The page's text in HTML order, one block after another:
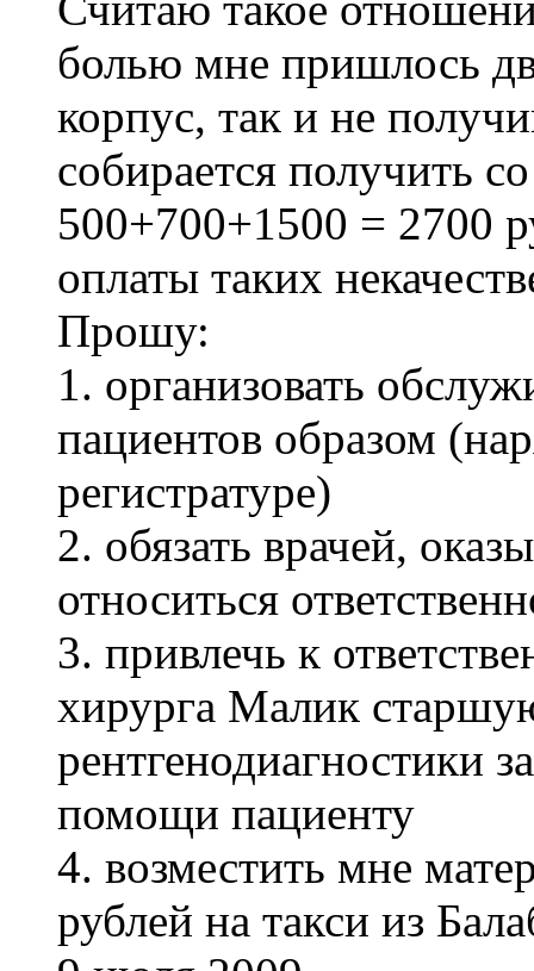
болью мне пришлось
корпус, так и не
собирается получить
500+700+1500 = 2700
оплаты таких
Прошу:
1. организовать
пациентов образом
регистратуре)
2. обязать врачей,
относиться
3. привлечь к
хирурга Малик
рентгенодиагностики
помощи пациенту
4. возместить мне
рублей на такси из